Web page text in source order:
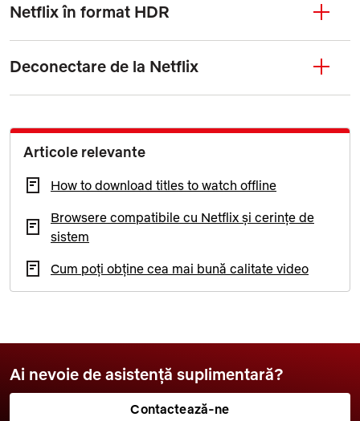
Netflix în format HDR
Deconectare de la Netflix
Articole relevante
How to download titles to watch offline
Browsere compatibile cu Netflix și cerințe de
sistem
Cum poți obține cea mai bună calitate video
Ai nevoie de asistență suplimentară?
Contactează-ne